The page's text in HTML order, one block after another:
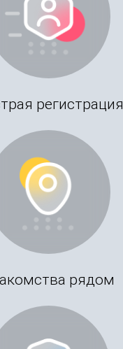
регистрация
рядом